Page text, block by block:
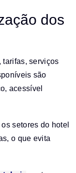
dos
tarifas, serviços
são
acessível
setores do hotel
o que evita